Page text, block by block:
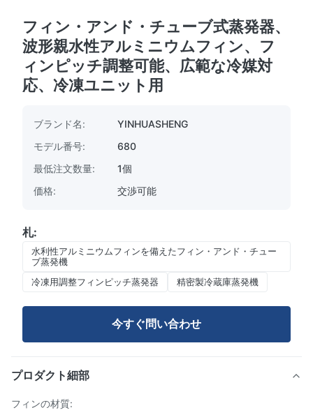
フィン・アンド・チューブ式蒸発器、
波形親水性アルミニウムフィン、フ
ィンピッチ調整可能、広範な冷媒対
応、冷凍ユニット用
ブランド名:
YINHUASHENG
モデル番号:
680
最低注文数量:
1個
価格:
交渉可能
札:
水利性アルミニウムフィンを備えたフィン・アンド・チュー
ブ蒸発機
冷凍用調整フィンピッチ蒸発器
精密製冷蔵庫蒸発機
今すぐ問い合わせ
プロダクト細部
フィンの材質: